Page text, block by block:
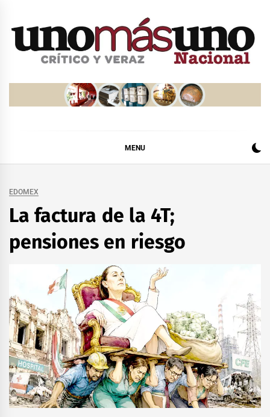
MENU
EDOMEX
La factura de la 4T;
pensiones en riesgo